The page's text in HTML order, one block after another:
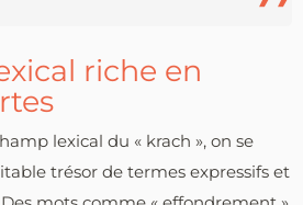
riche en
lexical du « krach », on se
trésor de termes expressifs et